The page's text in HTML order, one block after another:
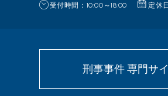
受付時間：10:00～18:00
定休
刑事事件 専門サ